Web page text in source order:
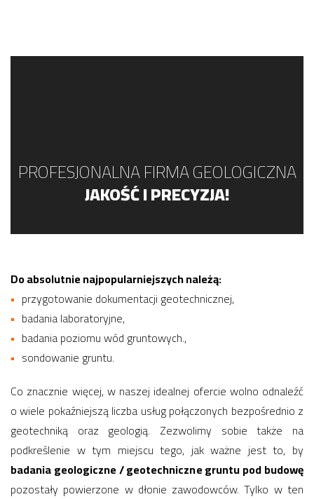
PROFESJONALNA FIRMA GEOLOGICZNA
JAKOŚĆ I PRECYZJA!
Do absolutnie najpopularniejszych należą:
przygotowanie dokumentacji geotechnicznej,
badania laboratoryjne,
badania poziomu wód gruntowych.,
sondowanie gruntu.
Co znacznie więcej, w naszej idealnej ofercie wolno odnaleźć
o wiele pokaźniejszą liczba usług połączonych bezpośrednio z
geotechniką oraz geologią. Zezwolimy sobie także na
podkreślenie w tym miejscu tego, jak ważne jest to, by
badania geologiczne / geotechniczne gruntu pod budowę
pozostały powierzone w dłonie zawodowców. Tylko w ten